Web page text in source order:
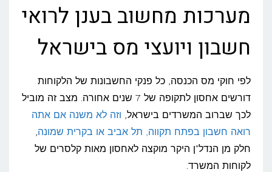
מערכות מחשוב בענן לרואי
חשבון ויועצי מס בישראל
לפי חוקי מס הכנסה, כל פנקי החשבונות של הלקוחות
דורשים אחסון לתקופה של 7 שנים אחורה. מצב זה מוביל
לכך שברוב המשרדים בישראל, וזה לא משנה אם אתה
רואה חשבון בפתח תקווה, תל אביב או בקרית שמונה,
חלק מן הנדל"ן היקר מוקצה לאחסון מאות קלסרים של
לקוחות המשרד.